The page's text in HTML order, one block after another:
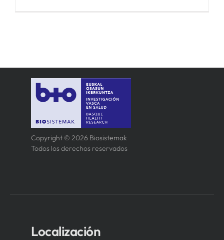
Copyright © 2026 Biosistemak
Todos los derechos reservados
Localización